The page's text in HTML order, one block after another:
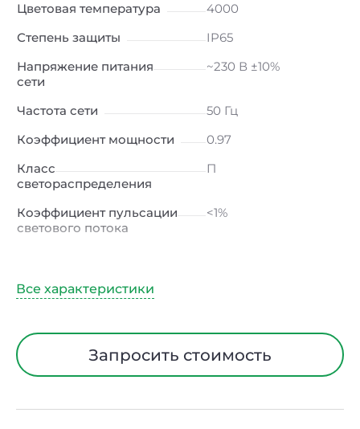
Цветовая температура
4000
Степень защиты
IP65
Напряжение питания
сети
~230 В ±10%
Частота сети
50 Гц
Коэффициент мощности
0.97
Класс
светораспределения
П
Коэффициент пульсации
светового потока
<1%
Тип кривой силы света
Климатическое
исполнениеЗапросить стоимость